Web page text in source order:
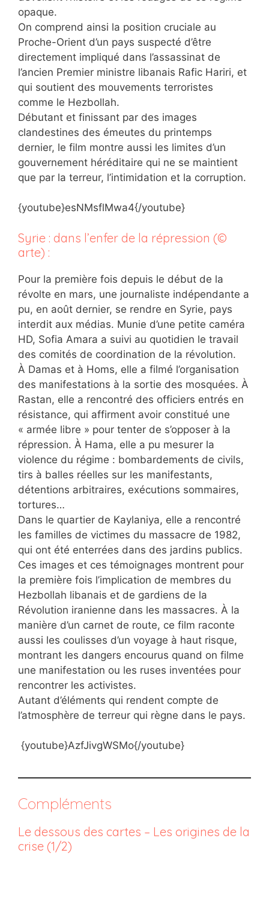
opaque.
On comprend ainsi la position cruciale au
Proche-Orient d’un pays suspecté d’être
directement impliqué dans l’assassinat de
l’ancien Premier ministre libanais Rafic Hariri, et
qui soutient des mouvements terroristes
comme le Hezbollah.
Débutant et finissant par des images
clandestines des émeutes du printemps
dernier, le film montre aussi les limites d’un
gouvernement héréditaire qui ne se maintient
que par la terreur, l’intimidation et la corruption.
{youtube}esNMsflMwa4{/youtube}
Syrie : dans l’enfer de la répression (©
arte) :
Pour la première fois depuis le début de la
révolte en mars, une journaliste indépendante a
pu, en août dernier, se rendre en Syrie, pays
interdit aux médias. Munie d’une petite caméra
HD, Sofia Amara a suivi au quotidien le travail
des comités de coordination de la révolution.
À Damas et à Homs, elle a filmé l’organisation
des manifestations à la sortie des mosquées. À
Rastan, elle a rencontré des officiers entrés en
résistance, qui affirment avoir constitué une
« armée libre » pour tenter de s’opposer à la
répression. À Hama, elle a pu mesurer la
violence du régime : bombardements de civils,
tirs à balles réelles sur les manifestants,
détentions arbitraires, exécutions sommaires,
tortures…
Dans le quartier de Kaylaniya, elle a rencontré
les familles de victimes du massacre de 1982,
qui ont été enterrées dans des jardins publics.
Ces images et ces témoignages montrent pour
la première fois l’implication de membres du
Hezbollah libanais et de gardiens de la
Révolution iranienne dans les massacres. À la
manière d’un carnet de route, ce film raconte
aussi les coulisses d’un voyage à haut risque,
montrant les dangers encourus quand on filme
une manifestation ou les ruses inventées pour
rencontrer les activistes.
Autant d’éléments qui rendent compte de
l’atmosphère de terreur qui règne dans le pays.
{youtube}AzfJivgWSMo{/youtube}
Compléments
Le dessous des cartes – Les origines de la
crise (1/2)